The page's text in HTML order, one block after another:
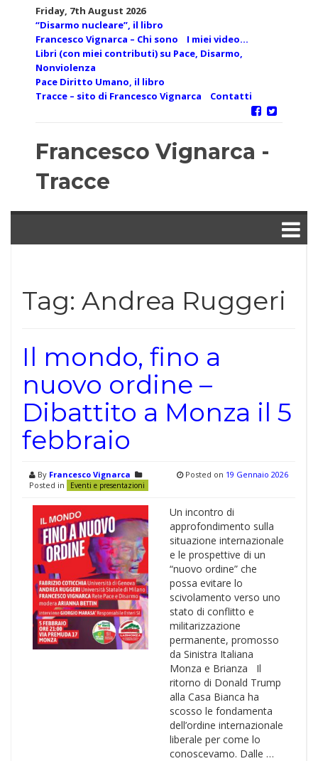
Friday, 7th August 2026
“Disarmo nucleare”, il libro
Francesco Vignarca – Chi sono
I miei video…
Libri (con miei contributi) su Pace, Disarmo,
Nonviolenza
Pace Diritto Umano, il libro
Tracce – sito di Francesco Vignarca
Contatti
Francesco Vignarca -
Tracce
Tag: Andrea Ruggeri
Il mondo, fino a
nuovo ordine –
Dibattito a Monza il 5
febbraio
By Francesco Vignarca
Posted in
Eventi e presentazioni
Posted on 19 Gennaio 2026
Un incontro di
approfondimento sulla
situazione internazionale
e le prospettive di un
“nuovo ordine” che
possa evitare lo
scivolamento verso uno
stato di conflitto e
militarizzazione
permanente, promosso
da Sinistra Italiana
Monza e Brianza Il
ritorno di Donald Trump
alla Casa Bianca ha
scosso le fondamenta
dell’ordine internazionale
liberale per come lo
conoscevamo. Dalle …